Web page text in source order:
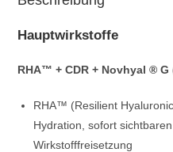
Hauptwirkstoffe
RHA™ + CDR + Novhyal ®
RHA™ (Resilient
Hydration, sofort
Wirkstofffreisetzung